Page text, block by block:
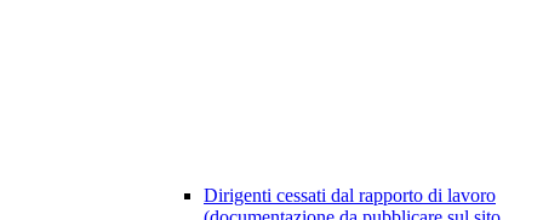
Dirigenti cessati dal rapporto di lavoro